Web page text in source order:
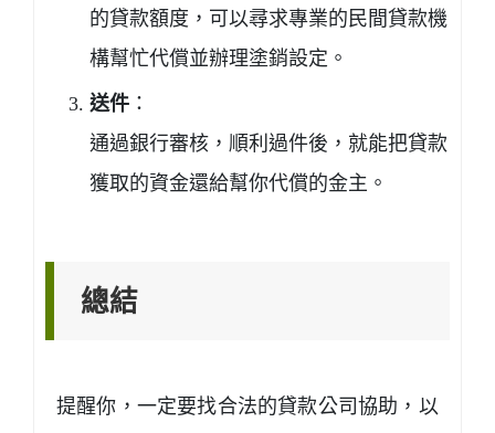
的貸款額度，可以尋求專業的民間貸款機
構幫忙代償並辦理塗銷設定。
送件 ：
通過銀行審核，順利過件後，就能把貸款
獲取的資金還給幫你代償的金主。
總結
提醒你，一定要找合法的貸款公司協助，以